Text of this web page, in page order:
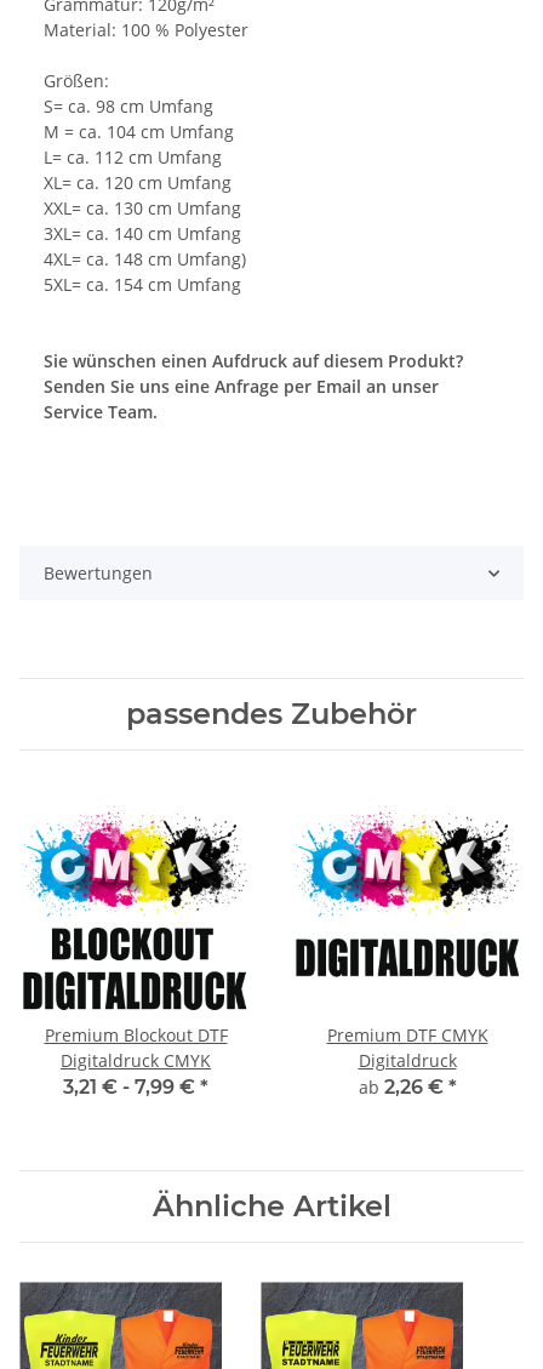
Material: 100 % Polyester
Größen:
S= ca. 98 cm Umfang
M = ca. 104 cm Umfang
L= ca. 112 cm Umfang
XL= ca. 120 cm Umfang
XXL= ca. 130 cm Umfang
3XL= ca. 140 cm Umfang
4XL= ca. 148 cm Umfang)
5XL= ca. 154 cm Umfang
Sie wünschen einen Aufdruck auf diesem Produkt?
Senden Sie uns eine Anfrage per Email an unser
Service Team.
Bewertungen
passendes Zubehör
Premium Blockout DTF
Digitaldruck CMYK
3,21 € - 7,99 € *
Premium DTF CMYK
Digitaldruck
ab 2,26 € *
Ähnliche Artikel